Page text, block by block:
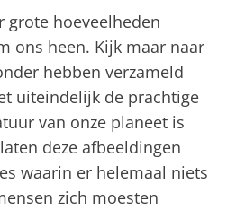
grote hoeveelheden
ons heen. Kijk maar naar
hebben verzameld
uiteindelijk de prachtige
van onze planeet is
deze afbeeldingen
waarin er helemaal niets
zich moesten